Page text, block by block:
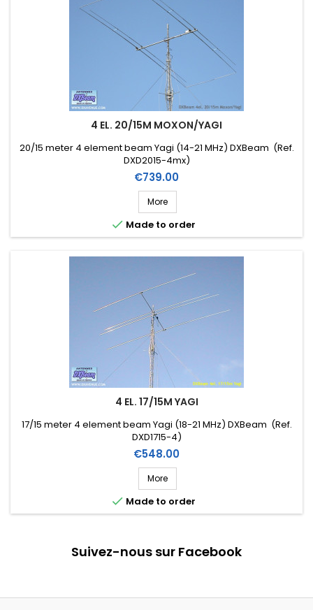
4 EL. 20/15M MOXON/YAGI
20/15 meter 4 element beam Yagi (14-21 MHz) DXBeam (Ref.
DXD2015-4mx)
Price
€739.00
More
 Made to order
4 EL. 17/15M YAGI
17/15 meter 4 element beam Yagi (18-21 MHz) DXBeam (Ref.
DXD1715-4)
Price
€548.00
More
 Made to order
Suivez-nous sur Facebook